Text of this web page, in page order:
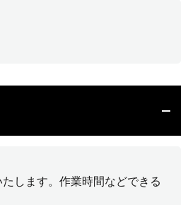
します。作業時間などできる